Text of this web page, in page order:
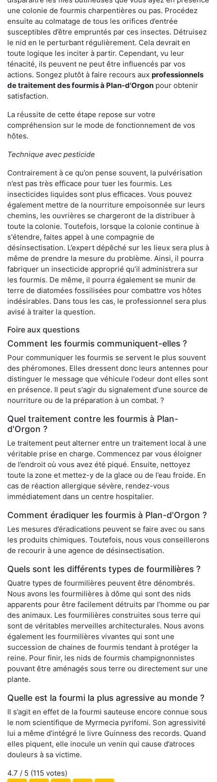
une colonie de fourmis charpentières ou pas. Procédez
ensuite au colmatage de tous les orifices d’entrée
susceptibles d’être empruntés par ces insectes. Détruisez
le nid en le perturbant régulièrement. Cela devrait en
toute logique les inciter à partir. Cependant, vu leur
ténacité, ils peuvent ne peut être influencés par vos
actions. Songez plutôt à faire recours aux professionnels
de traitement des fourmis à Plan-d'Orgon pour obtenir
satisfaction.
La réussite de cette étape repose sur votre
compréhension sur le mode de fonctionnement de vos
hôtes.
Technique avec pesticide
Contrairement à ce qu’on pense souvent, la pulvérisation
n’est pas très efficace pour tuer les fourmis. Les
insecticides liquides sont plus efficaces. Vous pouvez
également mettre de la nourriture empoisonnée sur leurs
chemins, les ouvrières se chargeront de la distribuer à
toute la colonie. Toutefois, lorsque la colonie continue à
s'étendre, faites appel à une compagnie de
désinsectisation. L’expert dépêché sur les lieux sera plus à
même de prendre la mesure du problème. Ainsi, il pourra
fabriquer un insecticide approprié qu’il administrera sur
les fourmis. De même, il pourra également se munir de
terre de diatomées fossilisées pour combattre vos hôtes
indésirables. Dans tous les cas, le professionnel sera plus
avisé à traiter la question.
Foire aux questions
Comment les fourmis communiquent-elles ?
Pour communiquer les fourmis se servent le plus souvent
des phéromones. Elles dressent donc leurs antennes pour
distinguer le message que véhicule l'odeur dont elles sont
en présence. Il peut s'agir du signalement d'une source de
nourriture ou de la préparation à un combat. ?
Quel traitement contre les fourmis à Plan-
d'Orgon ?
Le traitement peut alterner entre un traitement local à une
véritable prise en charge. Commencez par vous éloigner
de l’endroit où vous avez été piqué. Ensuite, nettoyez
toute la zone et mettez-y de la glace ou de l’eau froide. En
cas de réaction allergique sévère, rendez-vous
immédiatement dans un centre hospitalier.
Comment éradiquer les fourmis à Plan-d'Orgon ?
Les mesures d’éradications peuvent se faire avec ou sans
les produits chimiques. Toutefois, nous vous conseillerons
de recourir à une agence de désinsectisation.
Quels sont les différents types de fourmilières ?
Quatre types de fourmilières peuvent être dénombrés.
Nous avons les fourmilières à dôme qui sont des nids
apparents pour être facilement détruits par l’homme ou par
des animaux. Les fourmilières construites sous terre qui
sont de véritables merveilles architecturales. Nous avons
également les fourmilières vivantes qui sont une
succession de chaines de fourmis tendant à protéger la
reine. Pour finir, les nids de fourmis champignonnistes
pouvant être aménagés sous terre ou directement sur une
plante.
Quelle est la fourmi la plus agressive au monde ?
Il s’agit en effet de la fourmi sauteuse encore connue sous
le nom scientifique de Myrmecia pyrifomi. Son agressivité
lui a même d’intégré le livre Guinness des records. Quand
elles piquent, elle inocule un venin qui cause d’atroces
douleurs à sa victime.
4.7 / 5 (115 votes)